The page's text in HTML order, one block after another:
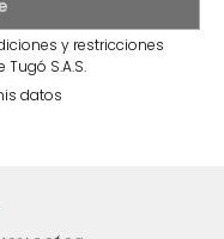
y restricciones
S.A.S.
datos